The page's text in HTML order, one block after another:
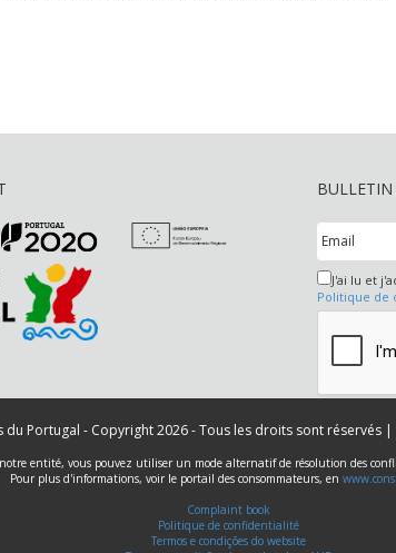
BULLETIN
J'ai lu et
Politique de
du Portugal - Copyright 2026 - Tous les droits sont réservés
entité, vous pouvez utiliser un mode alternatif de résolution des
Pour plus d'informations, voir le portail des consommateurs, en
Complaint book
Politique de confidentialité
Termos e condições do website